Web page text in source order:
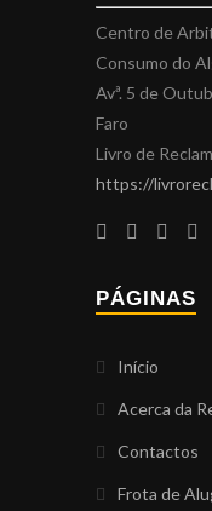
Centro de
Consumo do
Avª. 5 de
Faro
Livro de
https://
PÁGINAS
Início
Acerca da
Contactos
Frota de